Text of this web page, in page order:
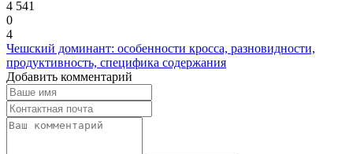
4 541
0
4
Чешский доминант: особенности кросса, разновидности,
продуктивность, специфика содержания
Добавить комментарий